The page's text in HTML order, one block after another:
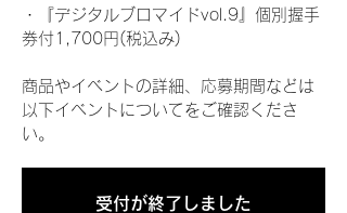
・『デジタルブロマイドvol.9』個別握手
券付1,700円(税込み)
商品やイベントの詳細、応募期間などは
以下イベントについてをご確認くださ
い。
受付が終了しました